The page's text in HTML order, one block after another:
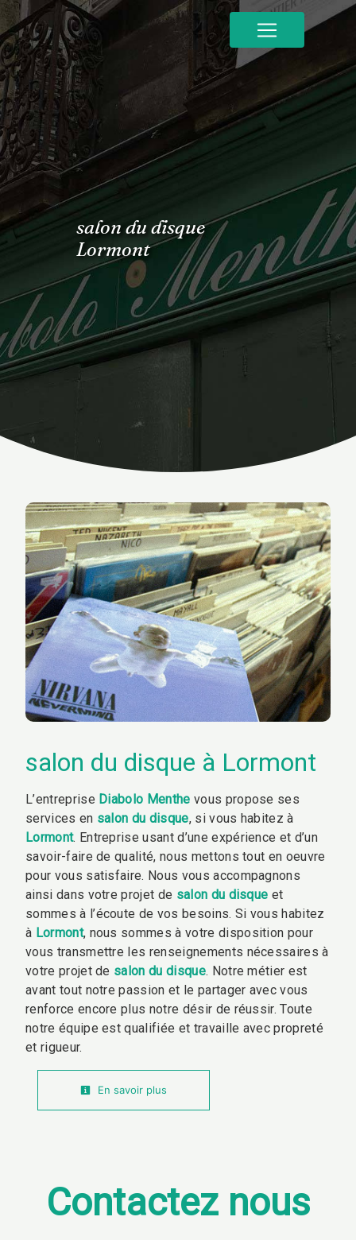
salon du disque
Lormont
salon du disque à Lormont
L’entreprise Diabolo Menthe vous propose ses
services en salon du disque, si vous habitez à
Lormont. Entreprise usant d’une expérience et d’un
savoir-faire de qualité, nous mettons tout en oeuvre
pour vous satisfaire. Nous vous accompagnons
ainsi dans votre projet de salon du disque et
sommes à l’écoute de vos besoins. Si vous habitez
à Lormont, nous sommes à votre disposition pour
vous transmettre les renseignements nécessaires à
votre projet de salon du disque. Notre métier est
avant tout notre passion et le partager avec vous
renforce encore plus notre désir de réussir. Toute
notre équipe est qualifiée et travaille avec propreté
et rigueur.
En savoir plus
Contactez nous
Panneau de gestion des cookies